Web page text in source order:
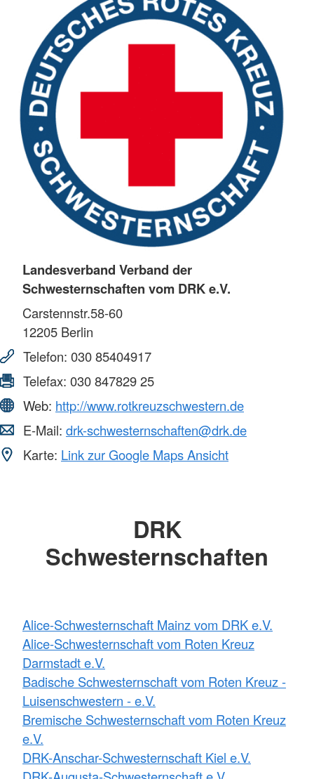
Landesverband Verband der
Schwesternschaften vom DRK e.V.
Carstennstr.58-60
12205 Berlin
Telefon: 030 85404917
Telefax: 030 847829 25
Web: http://www.rotkreuzschwestern.de
E-Mail: drk-schwesternschaften@drk.de
Karte: Link zur Google Maps Ansicht
DRK
Schwesternschaften
Alice-Schwesternschaft Mainz vom DRK e.V.
Alice-Schwesternschaft vom Roten Kreuz
Darmstadt e.V.
Badische Schwesternschaft vom Roten Kreuz -
Luisenschwestern - e.V.
Bremische Schwesternschaft vom Roten Kreuz
e.V.
DRK-Anschar-Schwesternschaft Kiel e.V.